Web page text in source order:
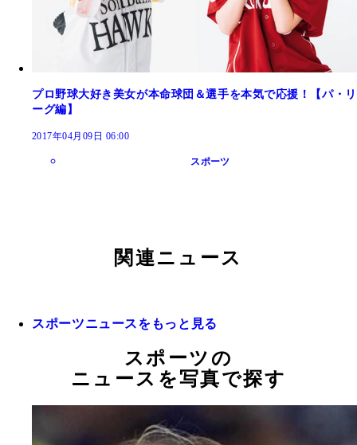
プロ野球大好き美女が本命球団＆選手を本気で応援！【パ・リ
ーグ編】
2017年04月09日 06:00
スポーツ
関連ニュース
スポーツニュースをもっと見る
スポーツの
ニュースを写真で探す